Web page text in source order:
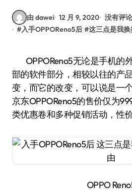
由 dawei 12 月 9, 2020 没有评论
#入手OPPOReno5后 #这三点是我
OPPOReno5无论是手机的外观设计，还是其内
部的软件部分，相较以往的产
变，而它的改变，可以说是一
京东OPPOReno5的售价仅为
类优惠卷和多种促销活动，性价
OPPO